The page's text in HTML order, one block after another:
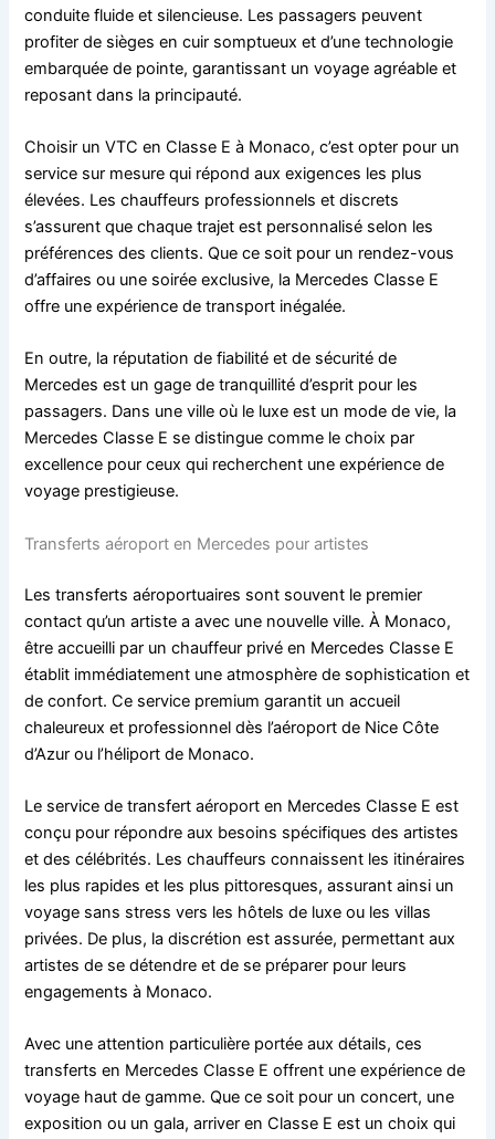
conduite fluide et silencieuse. Les passagers peuvent
profiter de sièges en cuir somptueux et d’une technologie
embarquée de pointe, garantissant un voyage agréable et
reposant dans la principauté.
Choisir un VTC en Classe E à Monaco, c’est opter pour un
service sur mesure qui répond aux exigences les plus
élevées. Les chauffeurs professionnels et discrets
s’assurent que chaque trajet est personnalisé selon les
préférences des clients. Que ce soit pour un rendez-vous
d’affaires ou une soirée exclusive, la Mercedes Classe E
offre une expérience de transport inégalée.
En outre, la réputation de fiabilité et de sécurité de
Mercedes est un gage de tranquillité d’esprit pour les
passagers. Dans une ville où le luxe est un mode de vie, la
Mercedes Classe E se distingue comme le choix par
excellence pour ceux qui recherchent une expérience de
voyage prestigieuse.
Transferts aéroport en Mercedes pour artistes
Les transferts aéroportuaires sont souvent le premier
contact qu’un artiste a avec une nouvelle ville. À Monaco,
être accueilli par un chauffeur privé en Mercedes Classe E
établit immédiatement une atmosphère de sophistication et
de confort. Ce service premium garantit un accueil
chaleureux et professionnel dès l’aéroport de Nice Côte
d’Azur ou l’héliport de Monaco.
Le service de transfert aéroport en Mercedes Classe E est
conçu pour répondre aux besoins spécifiques des artistes
et des célébrités. Les chauffeurs connaissent les itinéraires
les plus rapides et les plus pittoresques, assurant ainsi un
voyage sans stress vers les hôtels de luxe ou les villas
privées. De plus, la discrétion est assurée, permettant aux
artistes de se détendre et de se préparer pour leurs
engagements à Monaco.
Avec une attention particulière portée aux détails, ces
transferts en Mercedes Classe E offrent une expérience de
voyage haut de gamme. Que ce soit pour un concert, une
exposition ou un gala, arriver en Classe E est un choix qui